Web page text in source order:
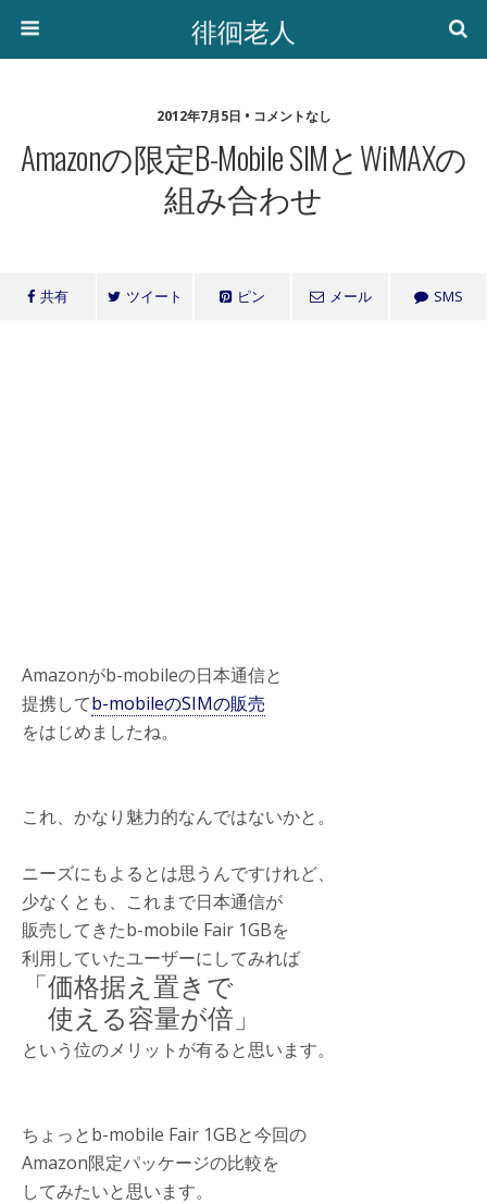
徘徊老人
2012年7月5日 • コメントなし
Amazonの限定b-Mobile SIMとWiMAXの
組み合わせ
共有 ツイート ピン メール SMS
Amazonがb-mobileの日本通信と
提携してb-mobileのSIMの販売
をはじめましたね。
これ、かなり魅力的なんではないかと。
ニーズにもよるとは思うんですけれど、
少なくとも、これまで日本通信が
販売してきたb-mobile Fair 1GBを
利用していたユーザーにしてみれば
「価格据え置きで
使える容量が倍」
という位のメリットが有ると思います。
ちょっとb-mobile Fair 1GBと今回の
Amazon限定パッケージの比較を
してみたいと思います。